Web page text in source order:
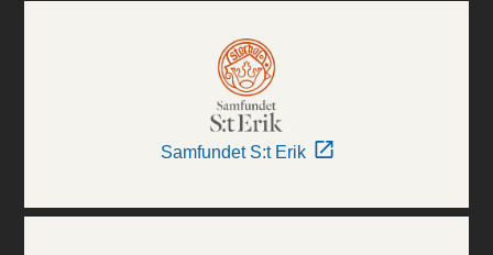
Samfundet S:t Erik